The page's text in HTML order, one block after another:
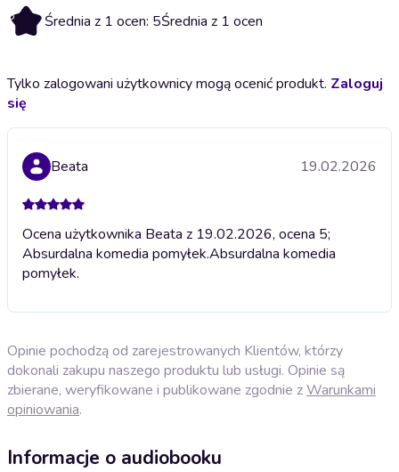
5 Średnia z 1 ocen: 5Średnia z 1 ocen
Tylko zalogowani użytkownicy mogą ocenić produkt. Zaloguj
się
Beata 19.02.2026
Ocena użytkownika Beata z 19.02.2026, ocena 5;
Absurdalna komedia pomyłek.Absurdalna komedia
pomyłek.
Opinie pochodzą od zarejestrowanych Klientów, którzy
dokonali zakupu naszego produktu lub usługi. Opinie są
zbierane, weryfikowane i publikowane zgodnie zWarunkami
opiniowania.
Informacje o audiobooku